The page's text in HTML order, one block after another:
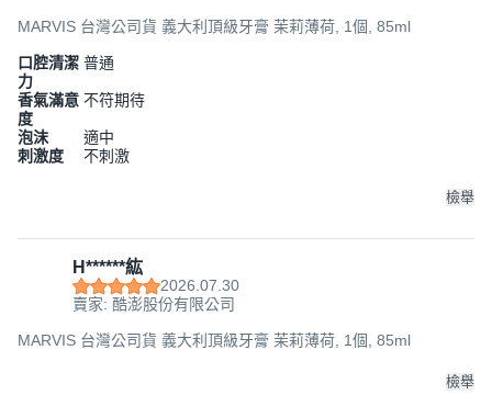
MARVIS 台灣公司貨 義大利頂級牙膏 茉莉薄荷, 1個, 85ml
口腔清潔
力
普通
香氣滿意
度
不符期待
泡沫
適中
刺激度
不刺激
檢舉
H******紘
2026.07.30
賣家: 酷澎股份有限公司
MARVIS 台灣公司貨 義大利頂級牙膏 茉莉薄荷, 1個, 85ml
檢舉